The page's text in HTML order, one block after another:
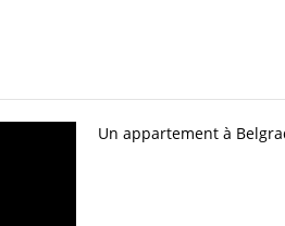
Un appartement à